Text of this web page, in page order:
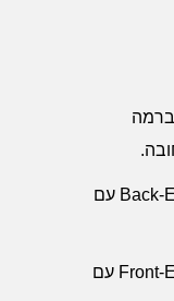
ברמה
Back- עם
Front- עם